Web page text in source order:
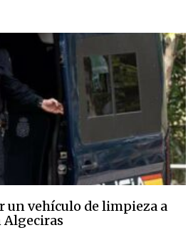
un vehículo de limpieza a
Algeciras